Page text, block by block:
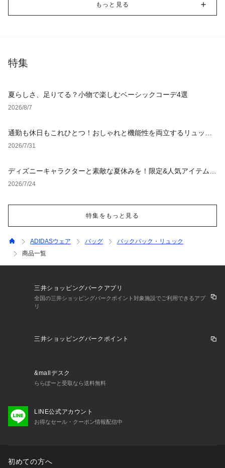
もっと見る
特集
夏らしさ、足りてる？小物で楽しむベーシックコーデ4選
2026/8/7
通勤も休日もこれひとつ！おしゃれと機能性を両立するリュック
の選び方
2026/7/31
ディズニーキャラクターと素敵な夏休みを！限定&人気アイテム特
集
2026/7/24
特集をもっと見る
ADIDASウェア バッグ
バックパック・リュック
商品一覧
三井ショッピングパークアプリ
全国の三井ショッピングパークポイント対象施設でご利用できるアプ
リ
三井ショッピングパークポイント
&mallデスク
ららぽーと受取なら送料無料
LINE公式アカウント
お得なセール・クーポン情報配信中
初めての方へ